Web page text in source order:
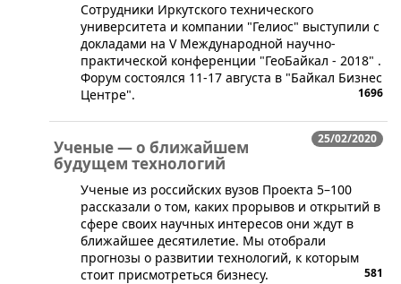
​Сотрудники Иркутского технического
университета и компании "Гелиос" выступили с
докладами на V Международной научно-
практической конференции "ГеоБайкал - 2018" .
Форум состоялся 11-17 августа в "Байкал Бизнес
Центре".
1696
25/02/2020
Ученые — о ближайшем
будущем технологий
​Ученые из российских вузов Проекта 5–100
рассказали о том, каких прорывов и открытий в
сфере своих научных интересов они ждут в
ближайшее десятилетие. Мы отобрали
прогнозы о развитии технологий, к которым
стоит присмотреться бизнесу.
581